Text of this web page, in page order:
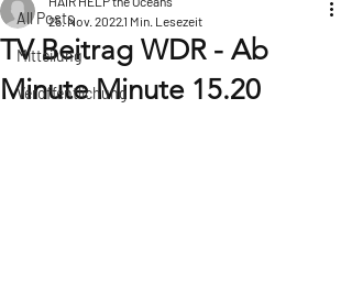
All Posts
Mitteilung
Veröffentlichung
TV Beitrag WDR - Ab
Minute Minute 15.20
25. Nov. 20221 Min. Lesezeit